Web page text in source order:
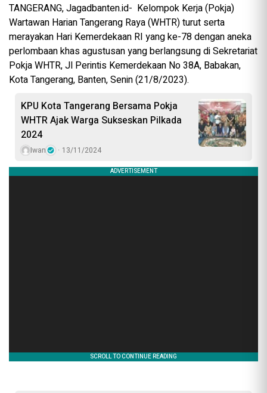
TANGERANG, Jagadbanten.id- Kelompok Kerja (Pokja)
Wartawan Harian Tangerang Raya (WHTR) turut serta
merayakan Hari Kemerdekaan RI yang ke-78 dengan aneka
perlombaan khas agustusan yang berlangsung di Sekretariat
Pokja WHTR, Jl Perintis Kemerdekaan No 38A, Babakan,
Kota Tangerang, Banten, Senin (21/8/2023).
KPU Kota Tangerang Bersama Pokja
WHTR Ajak Warga Sukseskan Pilkada
2024
Iwan 13/11/2024